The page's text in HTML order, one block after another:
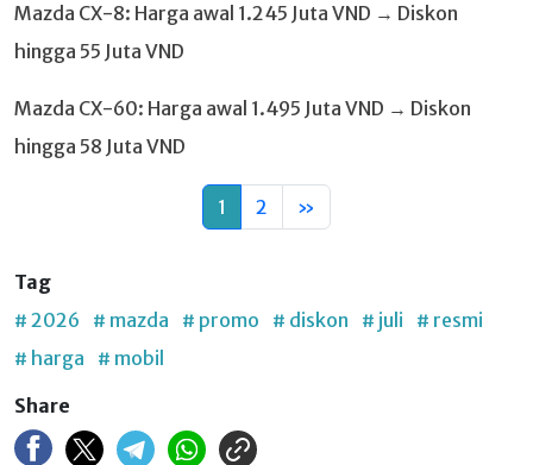
Mazda CX-8: Harga awal 1.245 Juta VND → Diskon
hingga 55 Juta VND
Mazda CX-60: Harga awal 1.495 Juta VND → Diskon
hingga 58 Juta VND
1 2 »
Tag
# 2026
# mazda # promo # diskon # juli
# resmi
# harga
# mobil
Share